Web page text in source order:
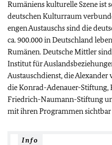
Rumäniens kulturelle Szene ist
deutschen Kulturraum
engen Austauschs sind die
ca. 900.000 in Deutschland
Rumänen. Deutsche Mittler
Institut für
Austauschdienst, die
die Konrad-Adenauer-
Friedrich-Naumann-Stiftung
mit ihren Programmen
Info